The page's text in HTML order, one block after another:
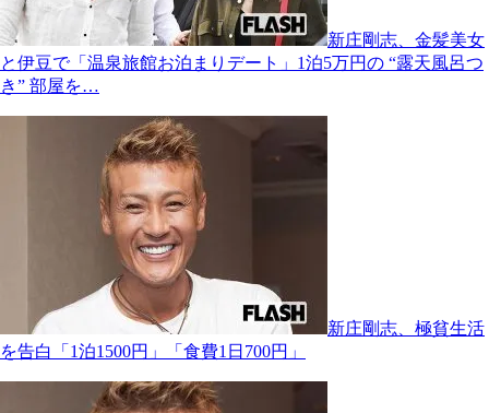
新庄剛志、金髪美女
と伊豆で「温泉旅館お泊まりデート」1泊5万円の “露天風呂つ
き” 部屋を…
新庄剛志、極貧生活
を告白「1泊1500円」「食費1日700円」